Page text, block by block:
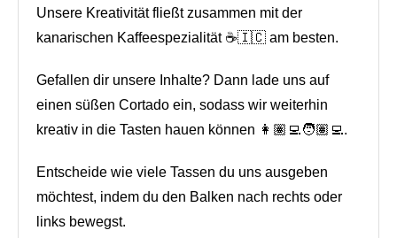
Unsere Kreativität fließt zusammen mit der
kanarischen Kaffeespezialität ☕🇮🇨 am besten.
Gefallen dir unsere Inhalte? Dann lade uns auf
einen süßen Cortado ein, sodass wir weiterhin
kreativ in die Tasten hauen können 👩🏽‍💻🧑🏽‍💻.
Entscheide wie viele Tassen du uns ausgeben
möchtest, indem du den Balken nach rechts oder
links bewegst.